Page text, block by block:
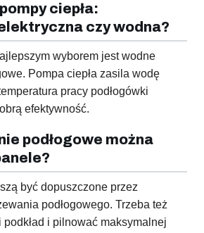
ciepła:
czy wodna?
wyborem jest wodne
Pompa ciepła zasila wodę
pracy podłogówki
efektywność.
podłogowe można
być dopuszczone przez
podłogowego. Trzeba też
i pilnować maksymalnej